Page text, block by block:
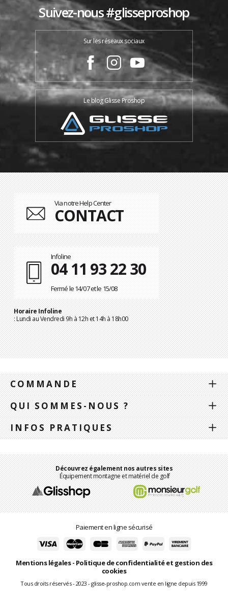
Suivez-nous #glisseproshop
Sur les réseaux sociaux
Le blog Glisse Proshop
Via notre Help Center
CONTACT
Infoline
04 11 93 22 30
Fermé le 14/07 et le 15/08
Horaire Infoline
: Lundi au Vendredi 9h à 12h et 14h à 18h00
COMMANDE
QUI SOMMES-NOUS ?
INFOS PRATIQUES
Découvrez également nos autres sites
Équipement montagne et matériel de golf
Paiement en ligne sécurisé
Mentions légales- Politique de confidentialité et gestion des
cookies
Tous droits réservés - 2023 - glisse-proshop.com vente en ligne depuis 1999